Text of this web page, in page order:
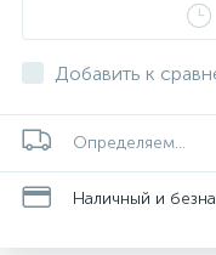
Добавить к
Определяем...
Наличный и